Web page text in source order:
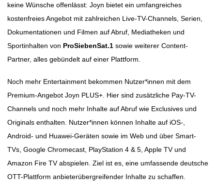
keine Wünsche offenlässt: Joyn bietet ein umfangreiches
kostenfreies Angebot mit zahlreichen Live-TV-Channels, Serien,
Dokumentationen und Filmen auf Abruf, Mediatheken und
Sportinhalten von ProSiebenSat.1 sowie weiterer Content-
Partner, alles gebündelt auf einer Plattform.
Noch mehr Entertainment bekommen Nutzer*innen mit dem
Premium-Angebot Joyn PLUS+. Hier sind zusätzliche Pay-TV-
Channels und noch mehr Inhalte auf Abruf wie Exclusives und
Originals enthalten. Nutzer*innen können Inhalte auf iOS-,
Android- und Huawei-Geräten sowie im Web und über Smart-
TVs, Google Chromecast, PlayStation 4 & 5, Apple TV und
Amazon Fire TV abspielen. Ziel ist es, eine umfassende deutsche
OTT-Plattform anbieterübergreifender Inhalte zu schaffen.